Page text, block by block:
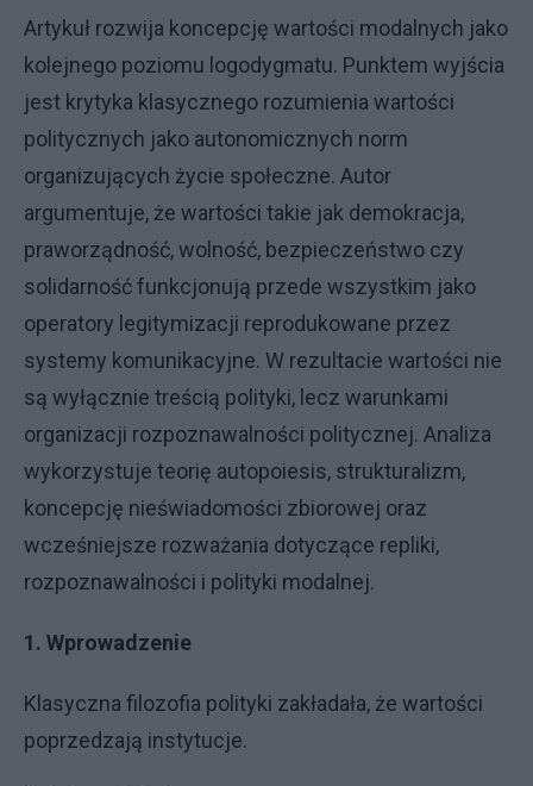
Artykuł rozwija koncepcję wartości modalnych jako
kolejnego poziomu logodygmatu. Punktem wyjścia
jest krytyka klasycznego rozumienia wartości
politycznych jako autonomicznych norm
organizujących życie społeczne. Autor
argumentuje, że wartości takie jak demokracja,
praworządność, wolność, bezpieczeństwo czy
solidarność funkcjonują przede wszystkim jako
operatory legitymizacji reprodukowane przez
systemy komunikacyjne. W rezultacie wartości nie
są wyłącznie treścią polityki, lecz warunkami
organizacji rozpoznawalności politycznej. Analiza
wykorzystuje teorię autopoiesis, strukturalizm,
koncepcję nieświadomości zbiorowej oraz
wcześniejsze rozważania dotyczące repliki,
rozpoznawalności i polityki modalnej.
1. Wprowadzenie
Klasyczna filozofia polityki zakładała, że wartości
poprzedzają instytucje.